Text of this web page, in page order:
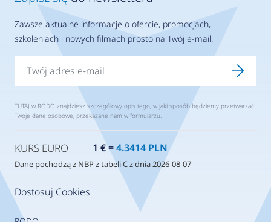
Dostosuj Cookies
Zawsze aktualne informacje o ofercie, promocjach,
szkoleniach i nowych filmach prosto na Twój e-mail.
TUTAJ w RODO znajdziesz szczegółowy opis tego, w jaki sposób będziemy przetwarzać
Twoje dane osobowe, przekazane nam w formularzu.
KURS EURO 1 € =4.3414 PLN
Dane pochodzą z NBP z tabeli C z dnia 2026-08-07